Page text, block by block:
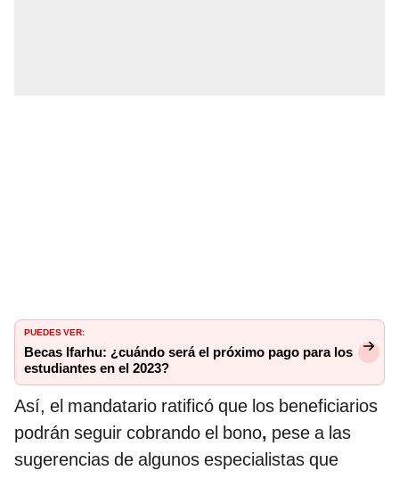
PUEDES VER:
Becas Ifarhu: ¿cuándo será el próximo pago para los
estudiantes en el 2023?
Así, el mandatario ratificó que los beneficiarios
podrán seguir cobrando el bono, pese a las
sugerencias de algunos especialistas que